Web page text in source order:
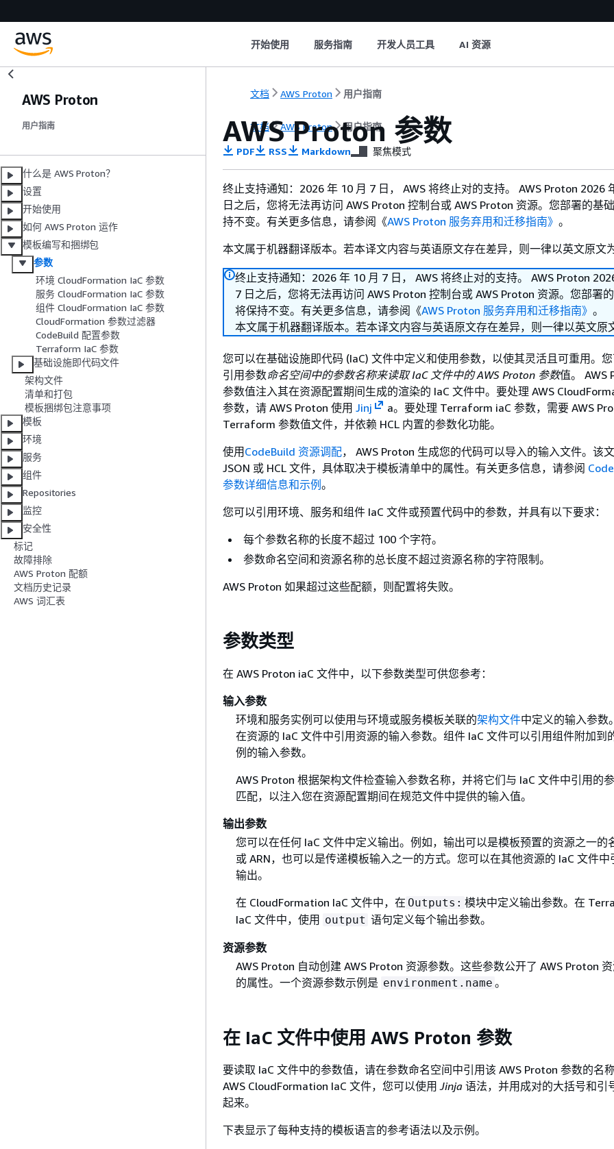
开始使用 服务指南 开发人员工具 AI 资源
AWS Proton
用户指南
什么是 AWS Proton？
设置
开始使用
如何 AWS Proton 运作
模板编写和捆绑包
参数
环境 CloudFormation IaC 参数
服务 CloudFormation IaC 参数
组件 CloudFormation IaC 参数
CloudFormation 参数过滤器
CodeBuild 配置参数
Terraform IaC 参数
基础设施即代码文件
架构文件
清单和打包
模板捆绑包注意事项
模板
环境
服务
组件
Repositories
监控
安全性
标记
故障排除
AWS Proton 配额
文档历史记录
AWS 词汇表
文档 AWS Proton 用户指南
文档 AWS Proton 用户指南
AWS Proton 参数
PDF RSS Markdown 聚焦模式
终止支持通知：2026 年 10 月 7 日， AWS 将终止对的支持。 AWS Proton 2026
日之后，您将无法再访问 AWS Proton 控制台或 AWS Proton 资源。您部署的基
持不变。有关更多信息，请参阅《AWS Proton 服务弃用和迁移指南》 。
本文属于机器翻译版本。若本译文内容与英语原文存在差异，则一律以英文原文为
终止支持通知：2026 年 10 月 7 日， AWS 将终止对的支持。 AWS Proton
7 日之后，您将无法再访问 AWS Proton 控制台或 AWS Proton 资源。您部署
将保持不变。有关更多信息，请参阅《AWS Proton 服务弃用和迁移指南》 。
本文属于机器翻译版本。若本译文内容与英语原文存在差异，则一律以英文原
您可以在基础设施即代码 (IaC) 文件中定义和使用参数，以使其灵活且可重用。
引用参数命名空间中的参数名称来读取 IaC 文件中的 AWS Proton 参数值。 AWS
参数值注入其在资源配置期间生成的渲染的 IaC 文件中。要处理 AWS
参数，请 AWS Proton 使用 Jinj
a。要处理 Terraform iaC 参数，需要 AWS
Terraform 参数值文件，并依赖 HCL 内置的参数化功能。
使用 CodeBuild 资源调配， AWS Proton 生成您的代码可以导入的输入文件。该
JSON 或 HCL 文件，具体取决于模板清单中的属性。有关更多信息，请参阅
参数详细信息和示例 。
您可以引用环境、服务和组件 IaC 文件或预置代码中的参数，并具有以下要求：
每个参数名称的长度不超过 100 个字符。
参数命名空间和资源名称的总长度不超过资源名称的字符限制。
AWS Proton 如果超过这些配额，则配置将失败。
参数类型
在 AWS Proton iaC 文件中，以下参数类型可供您参考：
输入参数
环境和服务实例可以使用与环境或服务模板关联的架构文件中定义的输入参数
在资源的 IaC 文件中引用资源的输入参数。组件 IaC 文件可以引用组件附加到
例的输入参数。
AWS Proton 根据架构文件检查输入参数名称，并将它们与 IaC 文件中引用的
匹配，以注入您在资源配置期间在规范文件中提供的输入值。
输出参数
您可以在任何 IaC 文件中定义输出。例如，输出可以是模板预置的资源之一的
或 ARN，也可以是传递模板输入之一的方式。您可以在其他资源的 IaC 文件中
输出。
在 CloudFormation IaC 文件中，在 Outputs: 模块中定义输出参数。在
IaC 文件中，使用 output 语句定义每个输出参数。
资源参数
AWS Proton 自动创建 AWS Proton 资源参数。这些参数公开了 AWS Proton
的属性。一个资源参数示例是 environment.name 。
在 IaC 文件中使用 AWS Proton 参数
要读取 IaC 文件中的参数值，请在参数命名空间中引用该 AWS Proton 参数的名
AWS CloudFormation IaC 文件，您可以使用Jinja 语法，并用成对的大括号和引
起来。
下表显示了每种支持的模板语言的参考语法以及示例。